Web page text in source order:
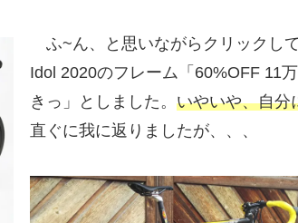
ふ~ん、と思いながらクリックし
Idol 2020のフレーム「60%OFF 11
きっ」としました。 いやいや、自分
直ぐに我に返りましたが、、、